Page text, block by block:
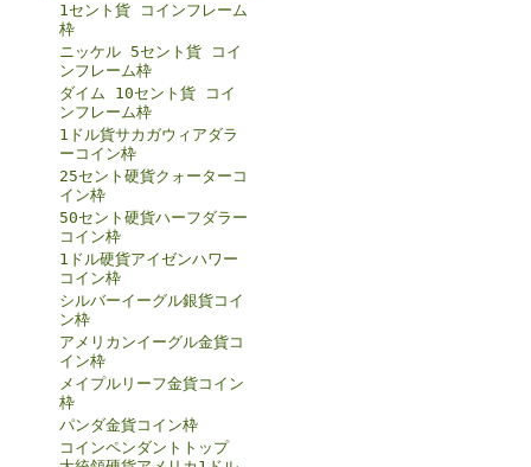
1セント貨 コインフレーム
枠
ニッケル 5セント貨 コイ
ンフレーム枠
ダイム 10セント貨 コイ
ンフレーム枠
1ドル貨サカガウィアダラ
ーコイン枠
25セント硬貨クォーターコ
イン枠
50セント硬貨ハーフダラー
コイン枠
1ドル硬貨アイゼンハワー
コイン枠
シルバーイーグル銀貨コイ
ン枠
アメリカンイーグル金貨コ
イン枠
メイプルリーフ金貨コイン
枠
パンダ金貨コイン枠
コインペンダントトップ